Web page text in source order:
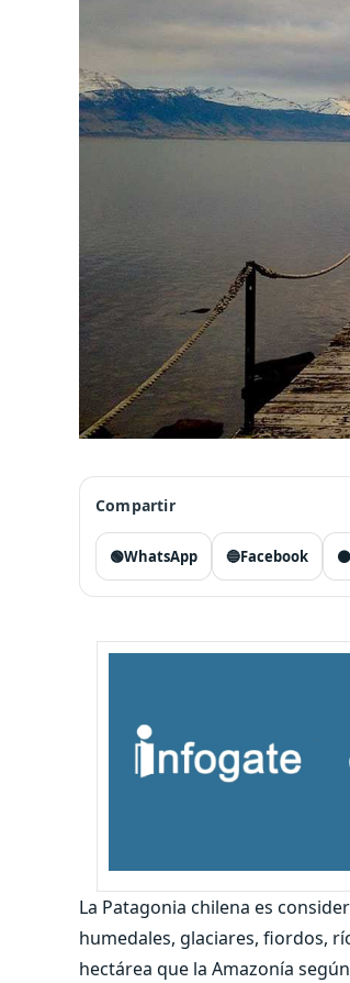
Compartir
🟢WhatsApp 🔵Facebook ⚫
La Patagonia chilena es
humedales, glaciares, fiordos,
hectárea que la Amazonía